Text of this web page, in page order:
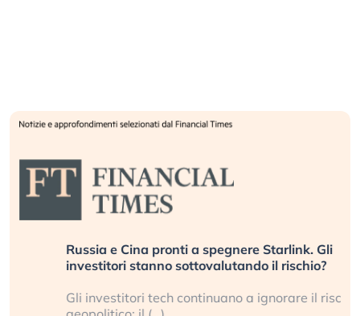
Russia e Cina pronti a spegnere Starlink. Gli
investitori stanno sottovalutando il rischio?
Gli investitori tech continuano a ignorare il rischio